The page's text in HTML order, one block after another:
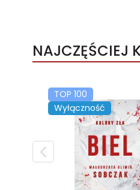
NAJCZĘŚCIEJ
TOP 100
Wyłączność